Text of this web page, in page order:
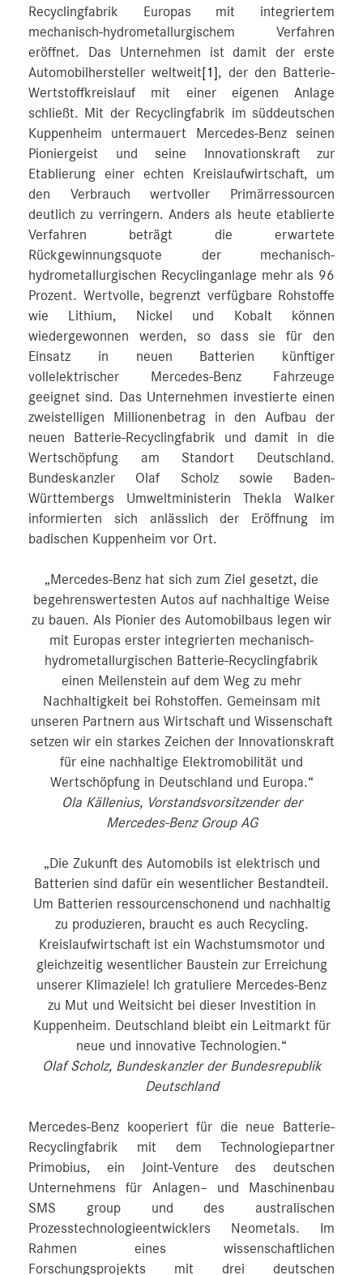
Recyclingfabrik Europas mit integriertem
mechanisch-hydrometallurgischem Verfahren
eröffnet. Das Unternehmen ist damit der erste
Automobilhersteller weltweit[1], der den Batterie-
Wertstoffkreislauf mit einer eigenen Anlage
schließt. Mit der Recyclingfabrik im süddeutschen
Kuppenheim untermauert Mercedes-Benz seinen
Pioniergeist und seine Innovationskraft zur
Etablierung einer echten Kreislaufwirtschaft, um
den Verbrauch wertvoller Primärressourcen
deutlich zu verringern. Anders als heute etablierte
Verfahren beträgt die erwartete
Rückgewinnungsquote der mechanisch-
hydrometallurgischen Recyclinganlage mehr als 96
Prozent. Wertvolle, begrenzt verfügbare Rohstoffe
wie Lithium, Nickel und Kobalt können
wiedergewonnen werden, so dass sie für den
Einsatz in neuen Batterien künftiger
vollelektrischer Mercedes-Benz Fahrzeuge
geeignet sind. Das Unternehmen investierte einen
zweistelligen Millionenbetrag in den Aufbau der
neuen Batterie-Recyclingfabrik und damit in die
Wertschöpfung am Standort Deutschland.
Bundeskanzler Olaf Scholz sowie Baden-
Württembergs Umweltministerin Thekla Walker
informierten sich anlässlich der Eröffnung im
badischen Kuppenheim vor Ort.
„Mercedes-Benz hat sich zum Ziel gesetzt, die
begehrenswertesten Autos auf nachhaltige Weise
zu bauen. Als Pionier des Automobilbaus legen wir
mit Europas erster integrierten mechanisch-
hydrometallurgischen Batterie-Recyclingfabrik
einen Meilenstein auf dem Weg zu mehr
Nachhaltigkeit bei Rohstoffen. Gemeinsam mit
unseren Partnern aus Wirtschaft und Wissenschaft
setzen wir ein starkes Zeichen der Innovationskraft
für eine nachhaltige Elektromobilität und
Wertschöpfung in Deutschland und Europa.“
Ola Källenius, Vorstandsvorsitzender der
Mercedes-Benz Group AG
„Die Zukunft des Automobils ist elektrisch und
Batterien sind dafür ein wesentlicher Bestandteil.
Um Batterien ressourcenschonend und nachhaltig
zu produzieren, braucht es auch Recycling.
Kreislaufwirtschaft ist ein Wachstumsmotor und
gleichzeitig wesentlicher Baustein zur Erreichung
unserer Klimaziele! Ich gratuliere Mercedes-Benz
zu Mut und Weitsicht bei dieser Investition in
Kuppenheim. Deutschland bleibt ein Leitmarkt für
neue und innovative Technologien.“
Olaf Scholz, Bundeskanzler der Bundesrepublik
Deutschland
Mercedes-Benz kooperiert für die neue Batterie-
Recyclingfabrik mit dem Technologiepartner
Primobius, ein Joint-Venture des deutschen
Unternehmens für Anlagen– und Maschinenbau
SMS group und des australischen
Prozesstechnologieentwicklers Neometals. Im
Rahmen eines wissenschaftlichen
Forschungsprojekts mit drei deutschen